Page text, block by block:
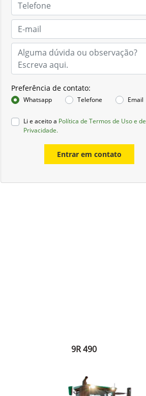
Preferência de contato:
Whatsapp Telefone Email
Li e aceito a Política de Termos de Uso e de
Privacidade.
Entrar em contato
9R 490